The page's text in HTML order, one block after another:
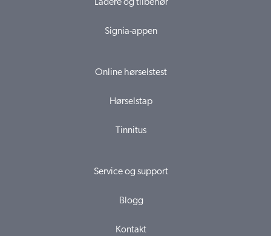
Ladere og tilbehør
Signia-appen
Online hørselstest
Hørselstap
Tinnitus
Service og support
Blogg
Kontakt